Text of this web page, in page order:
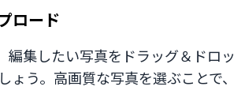
ロード
編集したい写真をドラッグ＆ドロッ
ょう。高画質な写真を選ぶことで、